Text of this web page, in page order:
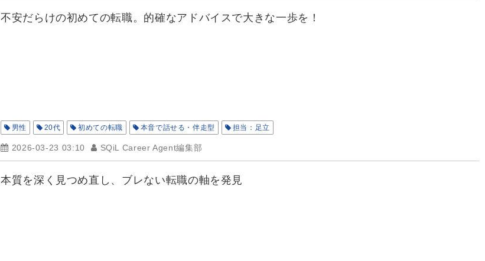
不安だらけの初めての転職。的確なアドバイスで大きな一歩を！
男性 20代 初めての転職 本音で話せる・伴走型 担当：足立
2026-03-23 03:10 SQiL Career Agent編集部
本質を深く見つめ直し、ブレない転職の軸を発見